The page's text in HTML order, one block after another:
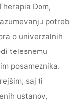
Dom,
potreb
o univerzalnih
telesnemu
posameznika.
saj ti
ustanov,